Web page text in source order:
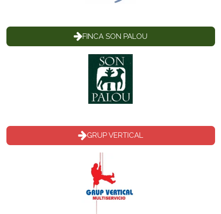
FINCA SON PALOU
GRUP VERTICAL